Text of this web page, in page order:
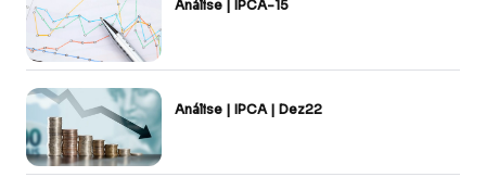
Análise | IPCA-15
Análise | IPCA | Dez22